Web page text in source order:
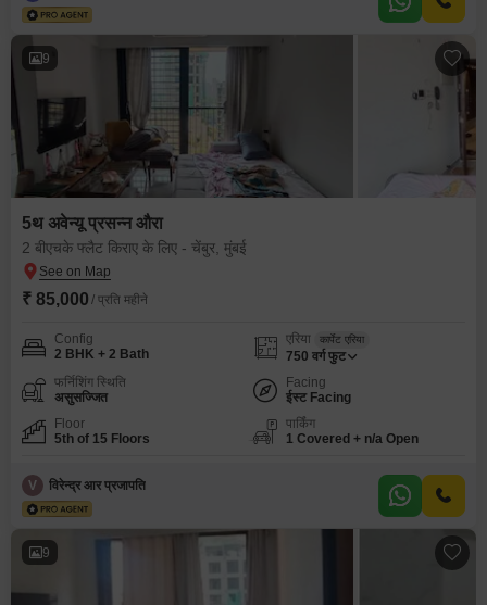
9
5थ अवेन्यू प्रसन्न औरा
2 बीएचके फ्लैट किराए के लिए - चेंबुर, मुंबई
₹ 85,000 / प्रति महीने
Config
2 BHK + 2 Bath
एरिया कार्पेट एरिया
750 वर्ग फुट
फर्निशिंग स्थिति
असुसज्जित
Facing
ईस्ट Facing
Floor
5th of 15 Floors
पार्किंग
1 Covered + n/a Open
V विरेन्द्र आर प्रजापति
9